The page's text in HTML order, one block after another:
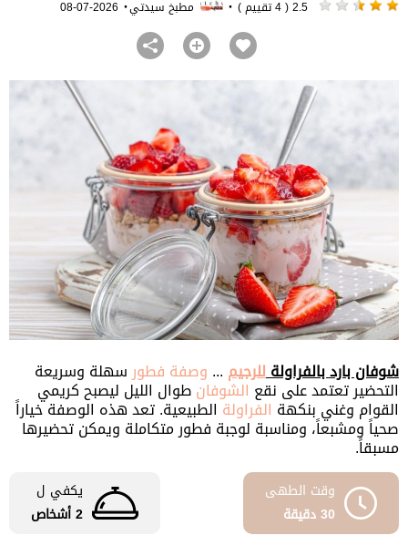
مطبخ سيدتي 2026-07-08
شوفان بارد بالفراولةللرجيم ... وصفة فطورسهلة وسريعة
التحضير تعتمد على نقع الشوفانطوال الليل ليصبح كريمي
القوام وغني بنكهة الفراولة الطبيعية. تعد هذه الوصفة خياراً
صحياً ومشبعاً، ومناسبة لوجبة فطور متكاملة ويمكن تحضيرها
مسبقاً.
وقت الطهى
30 دقيقة
يكفي ل
2 أشخاص